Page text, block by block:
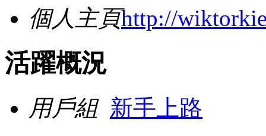
個人主頁http://
活躍概況
用戶組 新手上路